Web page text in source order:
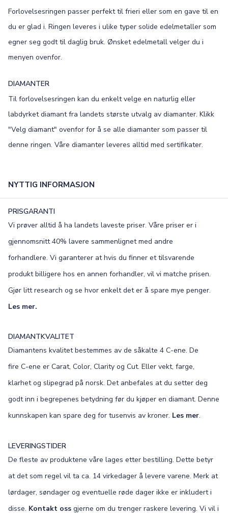
Old English Bookman
Colonna Edwardian
Script MT
Forlovelsesringen passer perfekt til frieri eller som en gave til en
du er glad i. Ringen leveres i ulike typer solide edelmetaller som
egner seg godt til daglig bruk. Ønsket edelmetall velger du i
menyen ovenfor.
DIAMANTER
Til forlovelsesringen kan du enkelt velge en naturlig eller
labdyrket diamant fra landets største utvalg av diamanter. Klikk
"Velg diamant" ovenfor for å se alle diamanter som passer til
denne ringen. Våre diamanter leveres alltid med sertifikater.
NYTTIG INFORMASJON
PRISGARANTI
Vi prøver alltid å ha landets laveste priser. Våre priser er i
gjennomsnitt 40% lavere sammenlignet med andre
forhandlere. Vi garanterer at hvis du finner et tilsvarende
produkt billigere hos en annen forhandler, vil vi matche prisen.
Gjør litt research og se hvor enkelt det er å spare mye penger.
Les mer.
DIAMANTKVALITET
Diamantens kvalitet bestemmes av de såkalte 4 C-ene. De
fire C-ene er Carat, Color, Clarity og Cut. Eller vekt, farge,
klarhet og slipegrad på norsk. Det anbefales at du setter deg
godt inn i begrepenes betydning før du kjøper en diamant. Denne
kunnskapen kan spare deg for tusenvis av kroner. Les mer.
LEVERINGSTIDER
De fleste av produktene våre lages etter bestilling. Dette betyr
at det som regel vil ta ca. 14 virkedager å levere varene. Merk at
lørdager, søndager og eventuelle røde dager ikke er inkludert i
disse. Kontakt oss gjerne om du trenger raskere levering. Vi vil i